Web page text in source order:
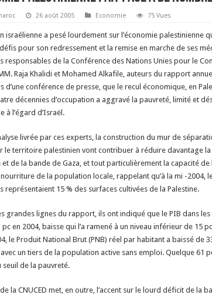
26 août 2005 Economie 75 Vues
israélienne a pesé lourdement sur l’économie palestinienne
pour son redressement et la remise en marche de ses
responsables de la Conférence des Nations Unies pour le
Raja Khalidi et Mohamed Alkafile, auteurs du rapport
d’une conférence de presse, que le recul économique, en
décennies d’occupation a aggravé la pauvreté, limité et
à l’égard d’Israël.
livrée par ces experts, la construction du mur de
le territoire palestinien vont contribuer à réduire davantage
de la bande de Gaza, et tout particulièrement la capacité
de la population locale, rappelant qu’à la mi -2004,
représentaient 15 % des surfaces cultivées de la Palestine.
grandes lignes du rapport, ils ont indiqué que le PIB dans
pc en 2004, baisse qui l’a ramené à un niveau inférieur de 15
le Produit National Brut (PNB) réel par habitant a baissé de
un tiers de la population active sans emploi. Quelque 61
seuil de la pauvreté.
la CNUCED met, en outre, l’accent sur le lourd déficit de la